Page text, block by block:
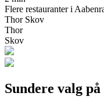
Flere restauranter i
Thor Skov
Thor
Skov
Sundere valg